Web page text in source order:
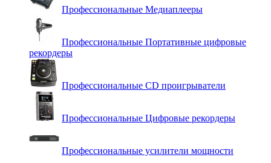
Профессиональные Медиаплееры
Профессиональные Портативные цифровые
рекордеры
Профессиональные СD проигрыватели
Профессиональные Цифровые рекордеры
Профессиональные усилители мощности